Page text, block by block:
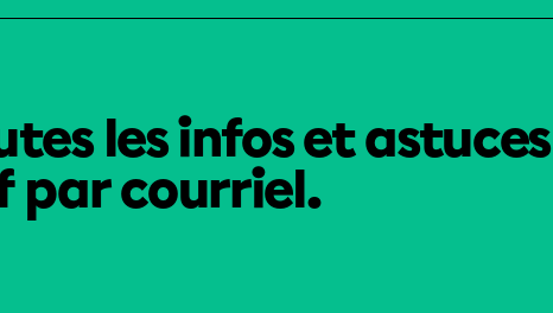
les infos et astuces
par courriel.